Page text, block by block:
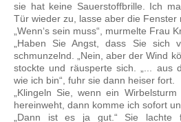
sie hat keine Sauerstoffbrille. Ich
Tür wieder zu, lasse aber die Fenster
„Wenn‘s sein muss“, murmelte Frau
„Haben Sie Angst, dass Sie sich
schmunzelnd. „Nein, aber der Wind
stockte und räusperte sich. „... aus
wie ich bin“, fuhr sie dann heiser fort.
„Klingeln Sie, wenn ein
hereinweht, dann komme ich sofort
„Dann ist es ja gut.“ Sie lachte